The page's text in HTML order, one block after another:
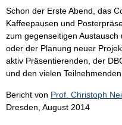
Schon der Erste Abend, das
Kaffeepausen und
zum gegenseitigen
oder der Planung neuer
aktiv Präsentierenden, der
und den vielen
Bericht von Prof. Christoph
Dresden, August 2014